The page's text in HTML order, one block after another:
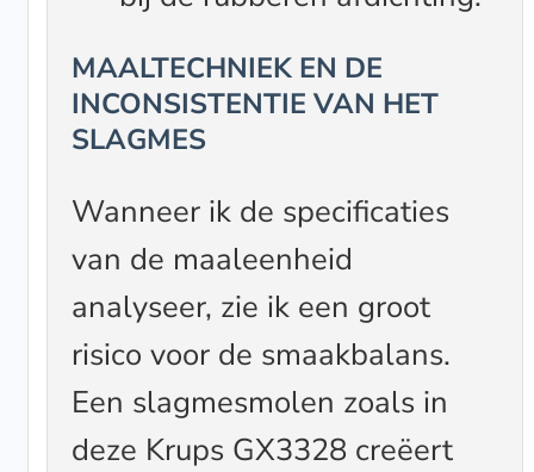
MAALTECHNIEK EN DE
INCONSISTENTIE VAN HET
SLAGMES
Wanneer ik de specificaties
van de maaleenheid
analyseer, zie ik een groot
risico voor de smaakbalans.
Een slagmesmolen zoals in
deze Krups GX3328 creëert